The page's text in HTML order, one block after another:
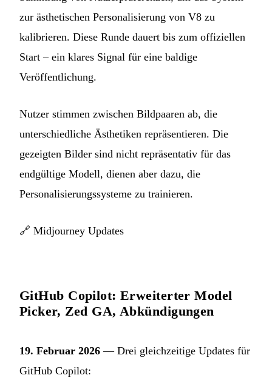
zur ästhetischen Personalisierung von V8 zu
kalibrieren. Diese Runde dauert bis zum offiziellen
Start – ein klares Signal für eine baldige
Veröffentlichung.
Nutzer stimmen zwischen Bildpaaren ab, die
unterschiedliche Ästhetiken repräsentieren. Die
gezeigten Bilder sind nicht repräsentativ für das
endgültige Modell, dienen aber dazu, die
Personalisierungssysteme zu trainieren.
🔗 Midjourney Updates
GitHub Copilot: Erweiterter Model
Picker, Zed GA, Abkündigungen
19. Februar 2026 — Drei gleichzeitige Updates für
GitHub Copilot: